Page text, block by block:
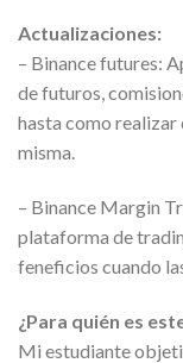
Actualizaciones:
– Binance futures:
de futuros,
hasta como realizar
misma.
– Binance Margin
plataforma de
feneficios cuando
¿Para quién es
Mi estudiante